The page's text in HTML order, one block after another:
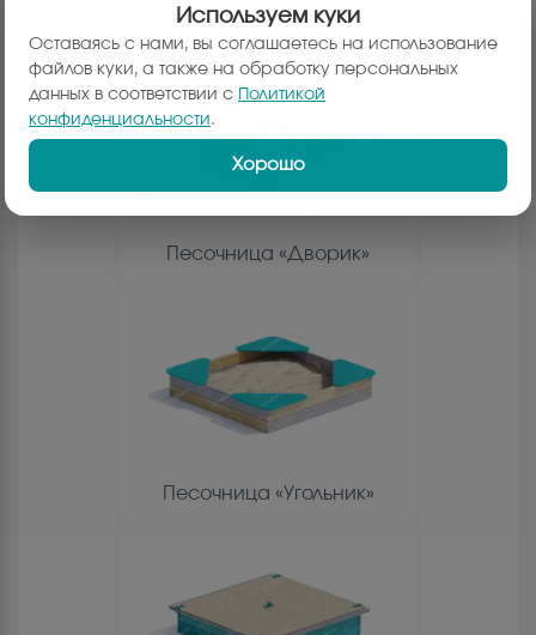
Песочница «Дворик»
Песочница «Угольник»
Используем куки
Оставаясь с нами, вы соглашаетесь на использование
файлов куки, а также на обработку персональных
данных в соответствии с
Политикой
конфиденциальности.
Хорошо